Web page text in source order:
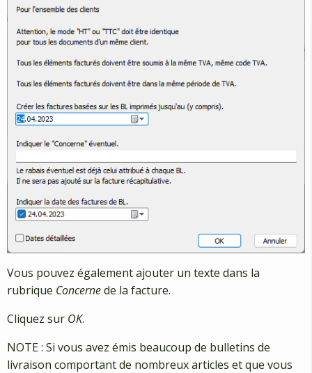
Vous pouvez également ajouter un texte dans la
rubrique Concernede la facture.
Cliquez sur OK.
NOTE : Si vous avez émis beaucoup de bulletins de
livraison comportant de nombreux articles et que vous